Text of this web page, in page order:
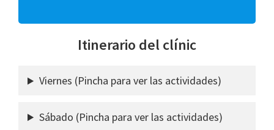
Itinerario del clínic
Viernes (Pincha para ver las actividades)
Sábado (Pincha para ver las actividades)